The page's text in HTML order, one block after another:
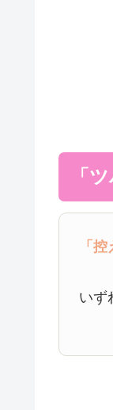
「
「
いず